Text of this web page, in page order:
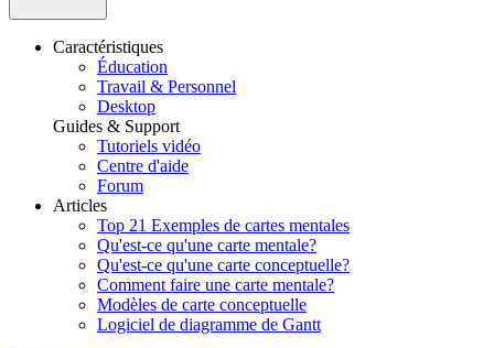
Caractéristiques
Éducation
Travail & Personnel
Desktop
Guides & Support
Tutoriels vidéo
Centre d'aide
Forum
Articles
Top 21 Exemples de cartes mentales
Qu'est-ce qu'une carte mentale?
Qu'est-ce qu'une carte conceptuelle?
Comment faire une carte mentale?
Modèles de carte conceptuelle
Logiciel de diagramme de Gantt